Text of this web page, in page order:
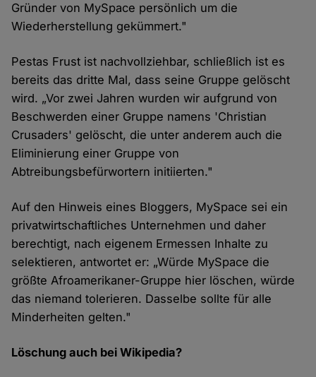
Gründer von MySpace persönlich um die
Wiederherstellung gekümmert."
Pestas Frust ist nachvollziehbar, schließlich ist es
bereits das dritte Mal, dass seine Gruppe gelöscht
wird. „Vor zwei Jahren wurden wir aufgrund von
Beschwerden einer Gruppe namens 'Christian
Crusaders' gelöscht, die unter anderem auch die
Eliminierung einer Gruppe von
Abtreibungsbefürwortern initiierten."
Auf den Hinweis eines Bloggers, MySpace sei ein
privatwirtschaftliches Unternehmen und daher
berechtigt, nach eigenem Ermessen Inhalte zu
selektieren, antwortet er: „Würde MySpace die
größte Afroamerikaner-Gruppe hier löschen, würde
das niemand tolerieren. Dasselbe sollte für alle
Minderheiten gelten."
Löschung auch bei Wikipedia?